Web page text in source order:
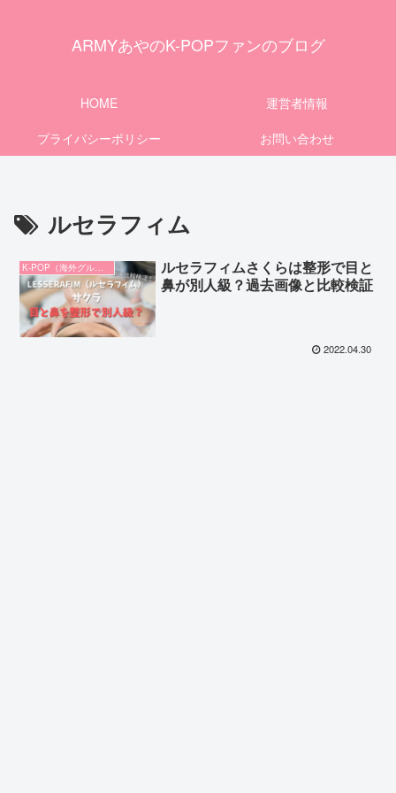
ARMYあやのK-POPファンのブログ
HOME
運営者情報
プライバシーポリシー
お問い合わせ
ルセラフィム
ルセラフィムさくらは整形で目と
鼻が別人級？過去画像と比較検証
2022.04.30